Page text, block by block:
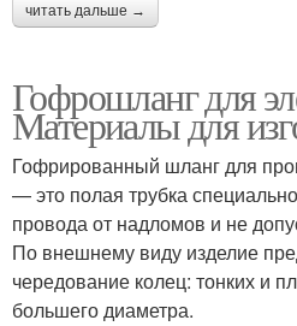
читать дальше →
Гофрошланг для
Материалы для
Гофрированный шланг для
— это полая трубка
провода от надломов и не
По внешнему виду изделие
чередование колец: тонких и
большего диаметра.